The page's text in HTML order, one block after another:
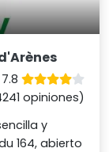
opiniones)
y
164, abierto